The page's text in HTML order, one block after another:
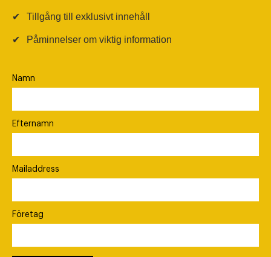
✔ Tillgång till exklusivt innehåll
✔ Påminnelser om viktig information
Namn
Efternamn
Mailaddress
Företag